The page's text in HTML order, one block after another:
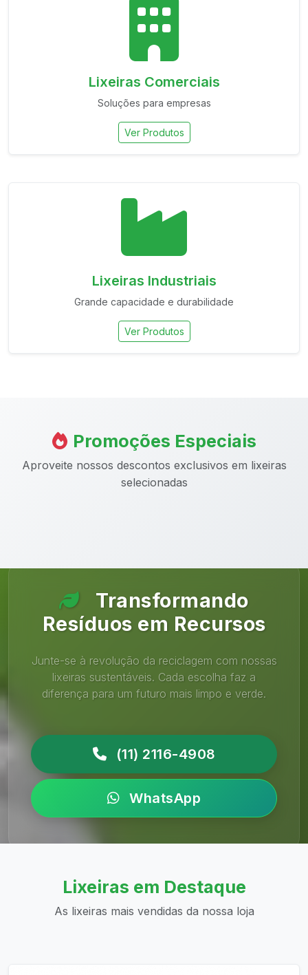
Lixeiras Comerciais
Soluções para empresas
Ver Produtos
Lixeiras Industriais
Grande capacidade e durabilidade
Ver Produtos
Promoções Especiais
Aproveite nossos descontos exclusivos em lixeiras
selecionadas
Transformando
Resíduos em Recursos
Junte-se à revolução da reciclagem com nossas
lixeiras sustentáveis. Cada escolha faz a
diferença para um futuro mais limpo e verde.
(11) 2116-4908
WhatsApp
Lixeiras em Destaque
As lixeiras mais vendidas da nossa loja